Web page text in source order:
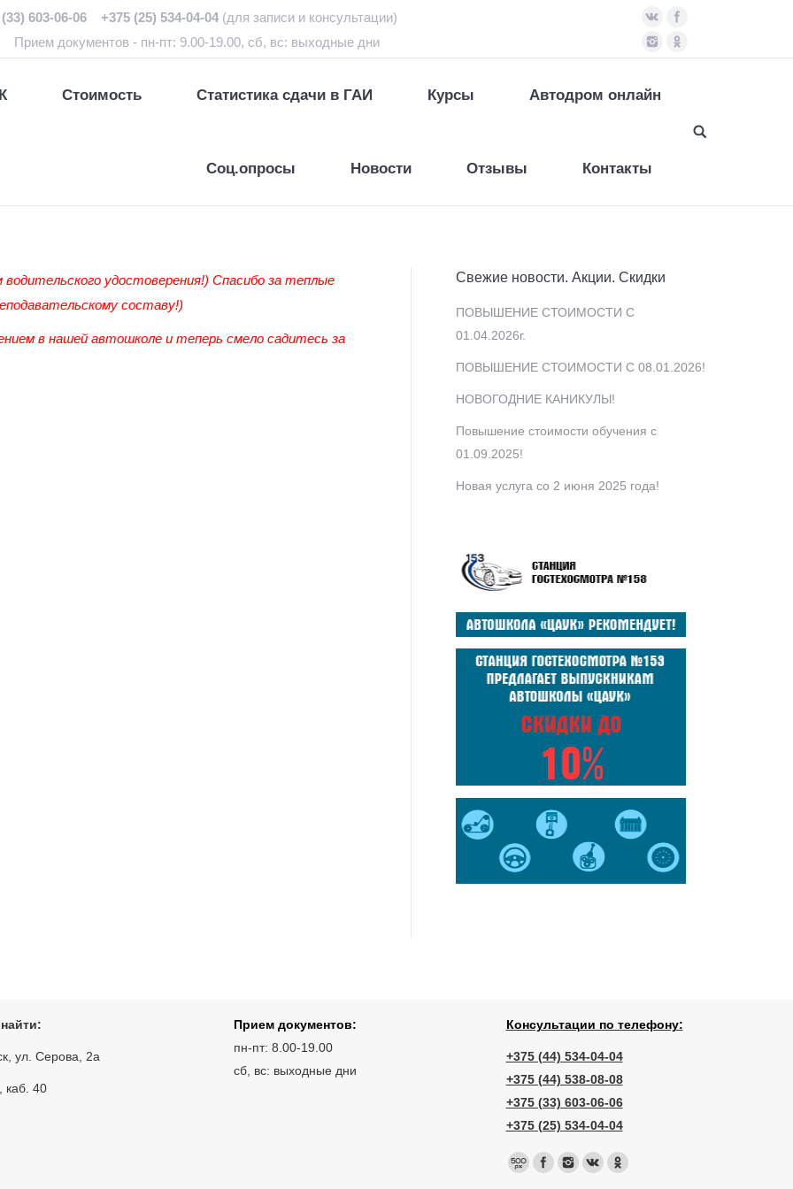
603-06-06 +375 (25) 534-04-04 (для записи и консультации)
Прием документов - пн-пт: 9.00-19.00, сб, вс: выходные дни
Стоимость Статистика сдачи в ГАИ Курсы Автодром онлайн
Соц.опросы Новости Отзывы Контакты
водительского удостоверения!) Спасибо за теплые
составу!)
в нашей автошколе и теперь смело садитесь за
Свежие новости. Акции. Скидки
ПОВЫШЕНИЕ СТОИМОСТИ С
01.04.2026г.
ПОВЫШЕНИЕ СТОИМОСТИ С 08.01.2026!
НОВОГОДНИЕ КАНИКУЛЫ!
Повышение стоимости обучения с
01.09.2025!
Новая услуга со 2 июня 2025 года!
ул. Серова, 2а
каб. 40
Прием документов:
пн-пт: 8.00-19.00
сб, вс: выходные дни
Консультации по телефону:
+375 (44) 534-04-04
+375 (44) 538-08-08
+375 (33) 603-06-06
+375 (25) 534-04-04